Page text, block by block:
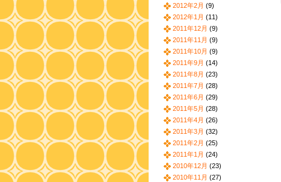
2012年2月 (9)
2012年1月 (11)
2011年12月 (9)
2011年11月 (9)
2011年10月 (9)
2011年9月 (14)
2011年8月 (23)
2011年7月 (28)
2011年6月 (29)
2011年5月 (28)
2011年4月 (26)
2011年3月 (32)
2011年2月 (25)
2011年1月 (24)
2010年12月 (23)
2010年11月 (27)